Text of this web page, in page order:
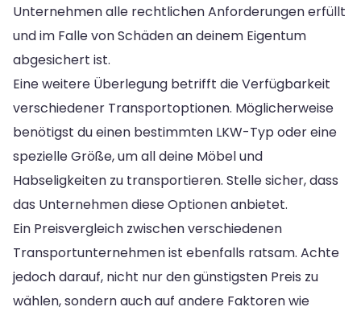
Unternehmen alle rechtlichen Anforderungen erfüllt
und im Falle von Schäden an deinem Eigentum
abgesichert ist.
Eine weitere Überlegung betrifft die Verfügbarkeit
verschiedener Transportoptionen. Möglicherweise
benötigst du einen bestimmten LKW-Typ oder eine
spezielle Größe, um all deine Möbel und
Habseligkeiten zu transportieren. Stelle sicher, dass
das Unternehmen diese Optionen anbietet.
Ein Preisvergleich zwischen verschiedenen
Transportunternehmen ist ebenfalls ratsam. Achte
jedoch darauf, nicht nur den günstigsten Preis zu
wählen, sondern auch auf andere Faktoren wie